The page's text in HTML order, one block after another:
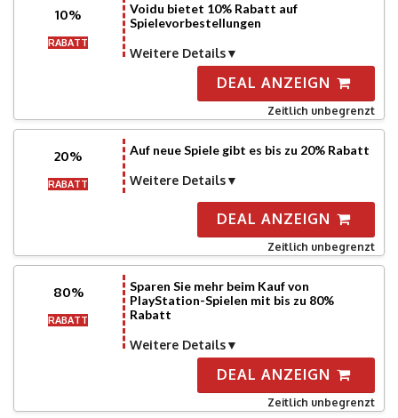
10%
RABATT
Voidu bietet 10% Rabatt auf
Spielevorbestellungen
Weitere Details
DEAL ANZEIGN
Zeitlich unbegrenzt
20%
RABATT
Auf neue Spiele gibt es bis zu 20% Rabatt
Weitere Details
DEAL ANZEIGN
Zeitlich unbegrenzt
80%
RABATT
Sparen Sie mehr beim Kauf von
PlayStation-Spielen mit bis zu 80%
Rabatt
Weitere Details
DEAL ANZEIGN
Zeitlich unbegrenzt